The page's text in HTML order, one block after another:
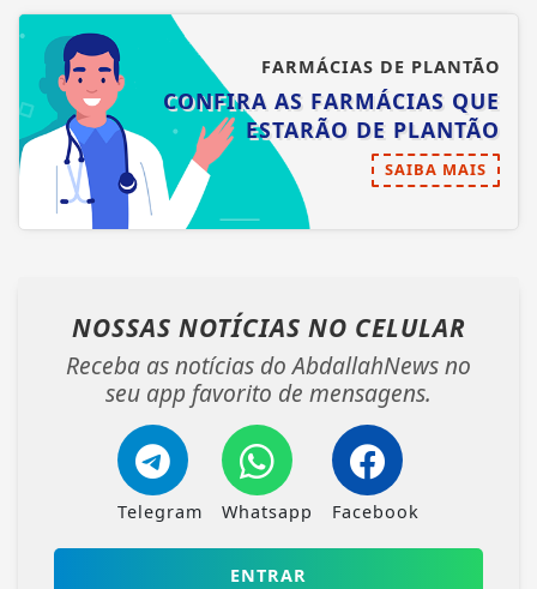
FARMÁCIAS DE PLANTÃO
CONFIRA AS FARMÁCIAS QUE
ESTARÃO DE PLANTÃO
SAIBA MAIS
NOSSAS NOTÍCIAS NO CELULAR
Receba as notícias do AbdallahNews no
seu app favorito de mensagens.
Telegram Whatsapp Facebook
ENTRAR